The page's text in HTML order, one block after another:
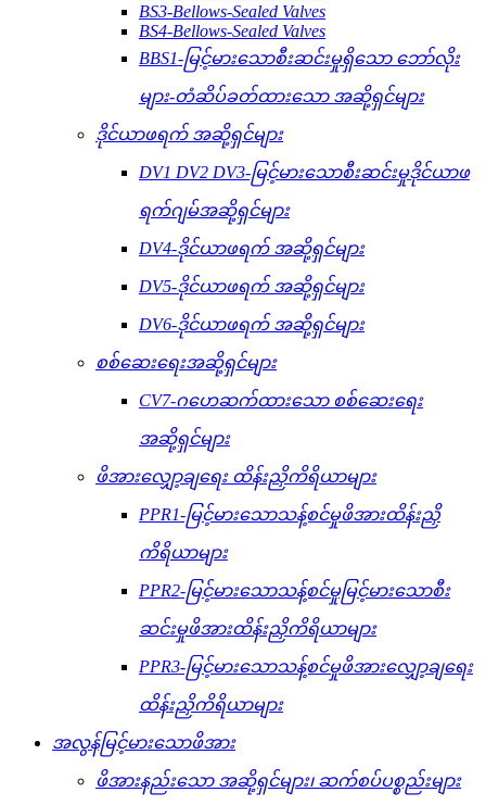
BS3-Bellows-Sealed Valves
BS4-Bellows-Sealed Valves
BBS1-မြင့်မားသောစီးဆင်းမှုရှိသော ဘော်လိုး
များ-တံဆိပ်ခတ်ထားသော အဆို့ရှင်များ
ဒိုင်ယာဖရက် အဆို့ရှင်များ
DV1 DV2 DV3-မြင့်မားသောစီးဆင်းမှုဒိုင်ယာဖ
ရက်ဂျမ်အဆို့ရှင်များ
DV4-ဒိုင်ယာဖရက် အဆို့ရှင်များ
DV5-ဒိုင်ယာဖရက် အဆို့ရှင်များ
DV6-ဒိုင်ယာဖရက် အဆို့ရှင်များ
စစ်ဆေးရေးအဆို့ရှင်များ
CV7-ဂဟေဆက်ထားသော စစ်ဆေးရေး
အဆို့ရှင်များ
ဖိအားလျှော့ချရေး ထိန်းညှိကိရိယာများ
PPR1-မြင့်မားသောသန့်စင်မှုဖိအားထိန်းညှိ
ကိရိယာများ
PPR2-မြင့်မားသောသန့်စင်မှုမြင့်မားသောစီး
ဆင်းမှုဖိအားထိန်းညှိကိရိယာများ
PPR3-မြင့်မားသောသန့်စင်မှုဖိအားလျှော့ချရေး
ထိန်းညှိကိရိယာများ
အလွန်မြင့်မားသောဖိအား
ဖိအားနည်းသော အဆို့ရှင်များ၊ ဆက်စပ်ပစ္စည်းများ